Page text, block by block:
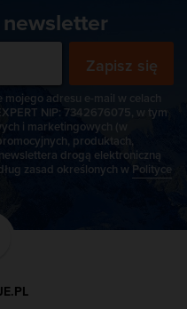
Zapisz się
adresu e-mail w celach
NIP: 7342676075, w tym
i marketingowych (w
produktach,
drogą elektroniczną
zasad określonych w Polityce